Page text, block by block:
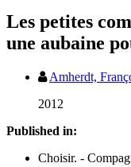
Les petites
une aubaine
Amherdt,
2012
Published in:
Choisir. -